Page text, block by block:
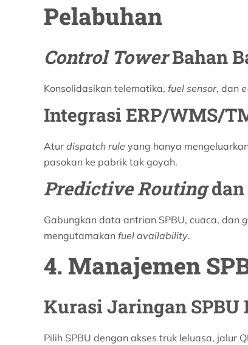
Pelabuhan
Control TowerBahan
Konsolidasikan telematika, fuel sensor, dan
Integrasi ERP/WMS/
Atur dispatch rule yang hanya
pasokan ke pabrik tak goyah.
Predictive Routingdan
Gabungkan data antrian SPBU, cuaca, dan
mengutamakan fuel availability.
4. Manajemen
Kurasi Jaringan SPBU
Pilih SPBU dengan akses truk leluasa, jalur